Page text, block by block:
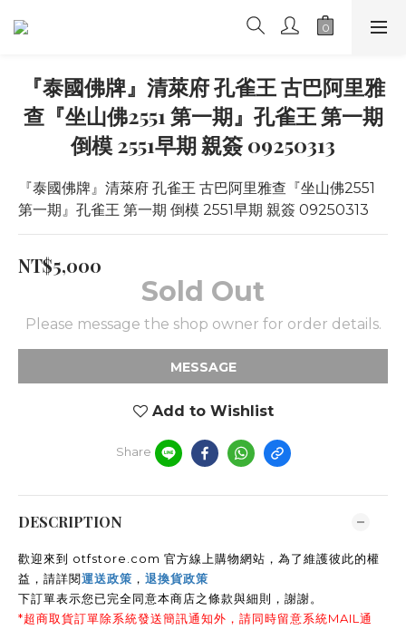
『泰國佛牌』清萊府 孔雀王 古巴阿里雅
查『坐山佛2551 第一期』孔雀王 第一期
倒模 2551早期 親簽 09250313
『泰國佛牌』清萊府 孔雀王 古巴阿里雅查『坐山佛2551
第一期』孔雀王 第一期 倒模 2551早期 親簽 09250313
NT$5,000
Sold Out
Please message the shop owner for order details.
MESSAGE
Add to Wishlist
Share
DESCRIPTION
歡迎來到 otfstore.com 官方線上購物網站，為了維護彼此的權
益，請詳閱運送政策 ， 退換貨政策
下訂單表示您已完全同意本商店之條款與細則，謝謝。
*超商取貨訂單除系統發送簡訊通知外，請同時留意系統MAIL通